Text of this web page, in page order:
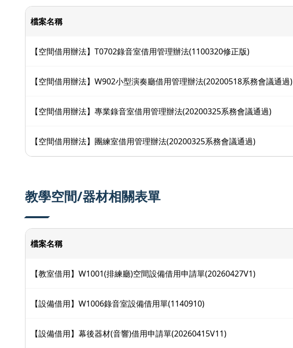
檔案名稱
【空間借用辦法】T0702錄音室借用管理辦法(1100320修正版)
【空間借用辦法】W902小型演奏廳借用管理辦法(20200518系務會議通過)
【空間借用辦法】專業錄音室借用管理辦法(20200325系務會議通過)
【空間借用辦法】團練室借用管理辦法(20200325系務會議通過)
教學空間/器材相關表單
檔案名稱
【教室借用】W1001(排練廳)空間設備借用申請單(20260427V1)
【設備借用】W1006錄音室設備借用單(1140910)
【設備借用】幕後器材(音響)借用申請單(20260415V11)